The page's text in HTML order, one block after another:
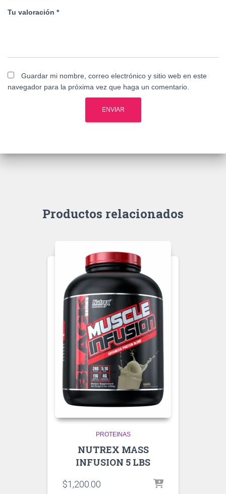
Tu valoración *
Guardar mi nombre, correo electrónico y sitio web en este
navegador para la próxima vez que haga un comentario.
Productos relacionados
PROTEINAS
NUTREX MASS
INFUSION 5 LBS
$1,200.00